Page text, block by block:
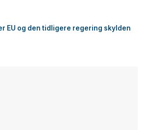
EU og den tidligere regering skylden